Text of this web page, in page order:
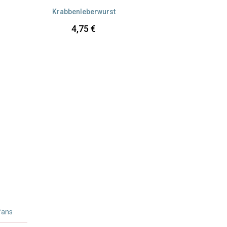
Krabbenleberwurst
4,75€